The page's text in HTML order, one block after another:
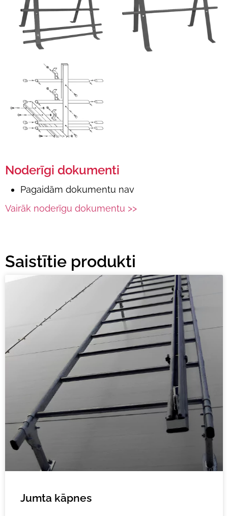
Noderīgi dokumenti
Pagaidām dokumentu nav
Vairāk noderīgu dokumentu >>
Saistītie produkti
Jumta kāpnes